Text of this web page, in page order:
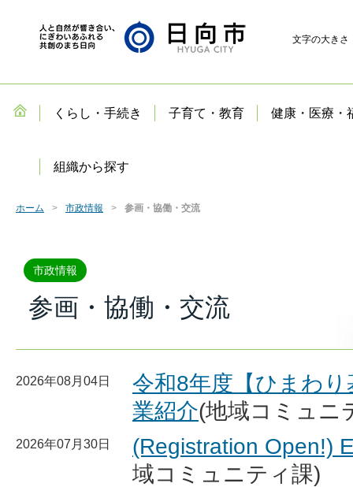
文字の大きさ
くらし・手続き 子育て・教育 健康・医療・
組織から探す
ホーム 市政情報 参画・協働・交流
市政情報
参画・協働・交流
2026年08月04日
令和8年度【ひまわ
業紹介(地域コミュニ
2026年07月30日
(Registration Open!)
域コミュニティ課)